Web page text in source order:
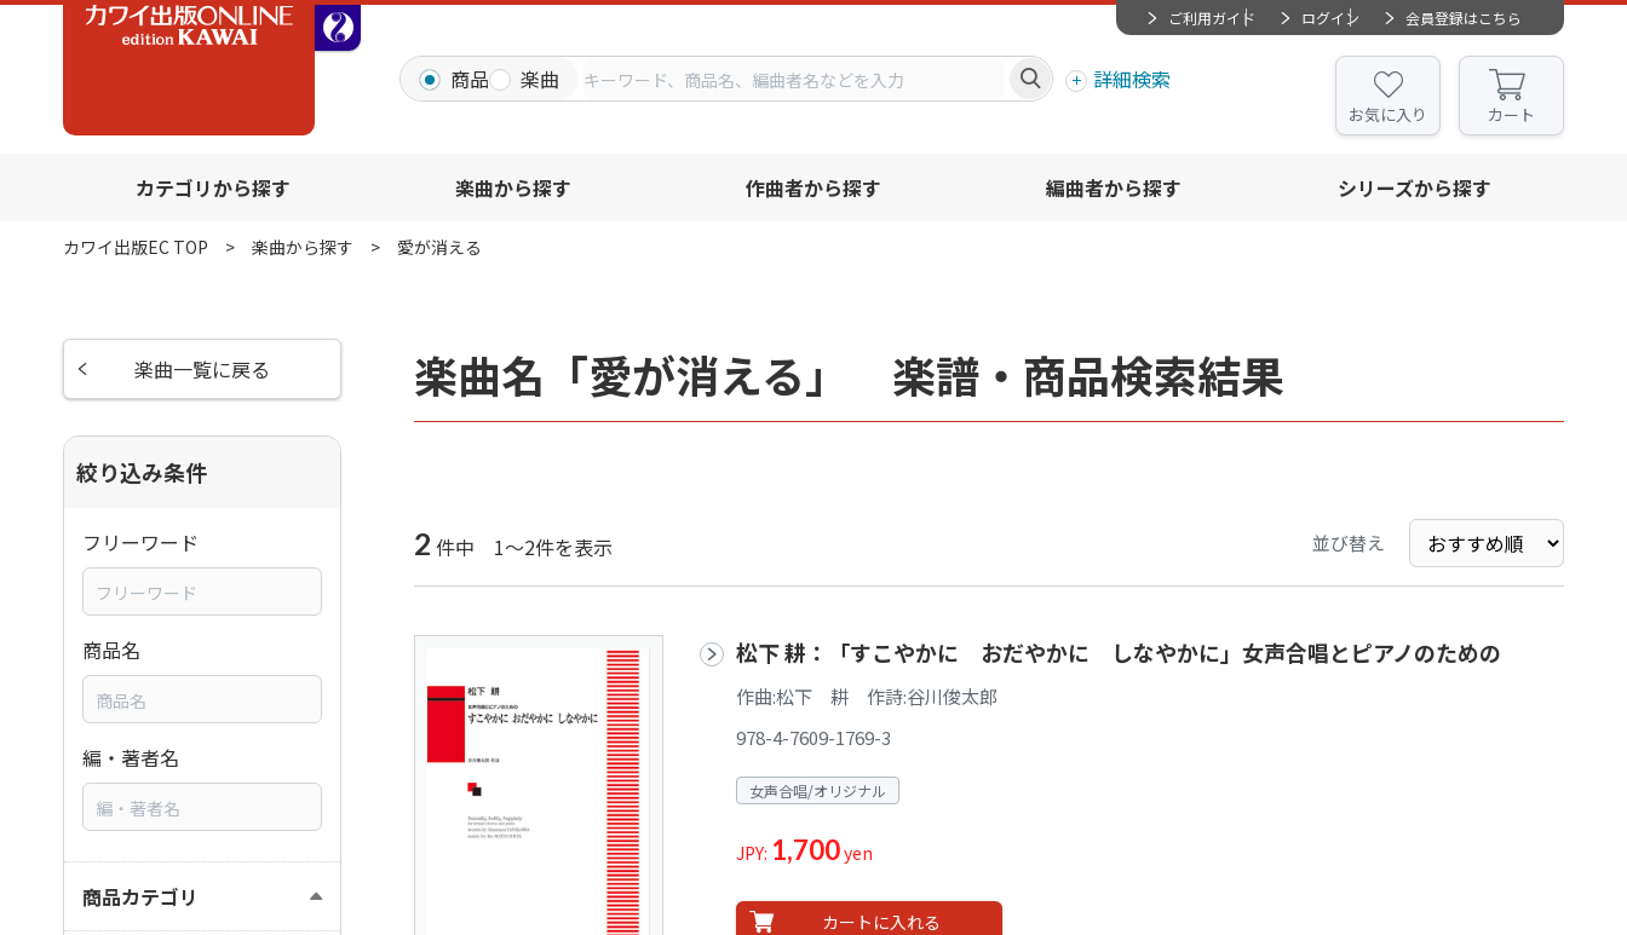
ご利用ガイド ログイン 会員登録はこちら
商品 楽曲 詳細検索
お気に入り カート
カテゴリから探す 楽曲から探す 作曲者から探す 編曲者から探す シリーズから探す
カワイ出版EC TOP 楽曲から探す 愛が消える
楽曲名「愛が消える」 楽譜・商品検索結果
2 件中 1～2件を表示 並び替え
松下 耕：「すこやかに おだやかに しなやかに」女声合唱とピアノのための
作曲:松下 耕 作詩:谷川俊太郎
978-4-7609-1769-3
女声合唱/オリジナル
JPY: 1,700yen
カートに入れる
楽曲一覧に戻る
絞り込み条件
フリーワード
商品名
編・著者名
商品カテゴリ